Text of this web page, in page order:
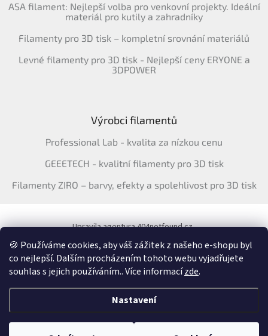
🍪 Používáme cookies, aby váš zážitek z našeho e-shopu byl
co nejlepší. Dalším procházením tohoto webu vyjadřujete
souhlas s jejich používáním.. Více informacízde.
Nastavení
ASA filament: Nejlepší volba pro venkovní projekty. Ideální
materiál pro kutily a zahradníky
Filamenty pro 3D tisk – kompletní srovnání materiálů
Levné filamenty pro 3D tisk - Nejlepší ceny ERYONE a
3DPOWER
Výrobci filamentů
Professional Lab - kvalita za nízkou cenu
GEEETECH - kvalitní filamenty pro 3D tisk
Filamenty ZIRO – barvy, efekty a spolehlivost pro 3D tisk
Upravila agentura 404notfound.cz
Katalog filamentů ERYONE pro ČR
Vytvořil Shoptet &
Copyright 2026 Upravit nastavení